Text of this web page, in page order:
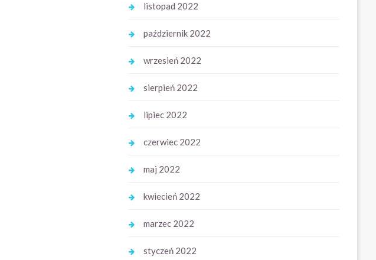
listopad 2022
październik 2022
wrzesień 2022
sierpień 2022
lipiec 2022
czerwiec 2022
maj 2022
kwiecień 2022
marzec 2022
styczeń 2022